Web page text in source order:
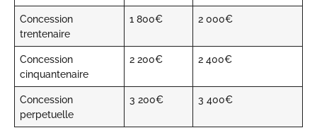
Concession
trentenaire
1 800€ 2 000€
Concession
cinquantenaire
2 200€ 2 400€
Concession
perpetuelle
3 200€ 3 400€